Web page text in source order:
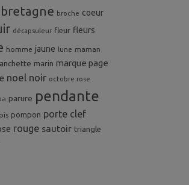
bretagne broche coeur
décapsuleur fleur fleurs
homme jaune lune maman
marin marque page
noel noir octobre rose
parure pendante
pompon porte clef
rouge sautoir triangle